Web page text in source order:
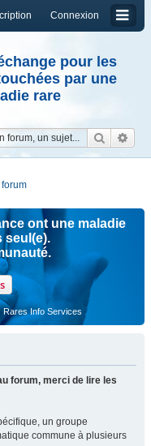
Connexion
pour les
par une
rare
ont une maladie
seul(e).
Rares Info Services
forum, merci de lire les
un groupe
commune à plusieurs